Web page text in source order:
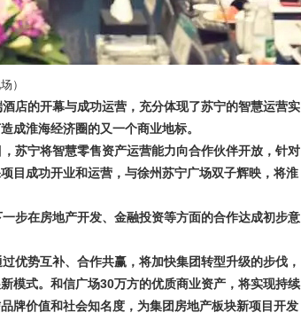
）
店的开幕与成功运营，充分体现了苏宁的智慧运营实
成淮海经济圈的又一个商业地标。
苏宁将智慧零售资产运营能力向合作伙伴开放，针对
目成功开业和运营，与徐州苏宁广场双子辉映，将淮
步在房地产开发、金融投资等方面的合作达成初步意
优势互补、合作共赢，将加快集团转型升级的步伐，
模式。和信广场30万方的优质商业资产，将实现持续
牌价值和社会知名度，为集团房地产板块新项目开发